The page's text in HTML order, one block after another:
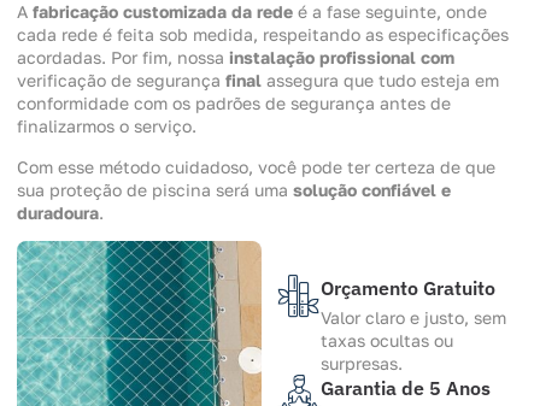
A fabricação customizada da rede é a fase seguinte, onde
cada rede é feita sob medida, respeitando as especificações
acordadas. Por fim, nossa instalação profissional com
verificação de segurança final assegura que tudo esteja em
conformidade com os padrões de segurança antes de
finalizarmos o serviço.
Com esse método cuidadoso, você pode ter certeza de que
sua proteção de piscina será uma solução confiável e
duradoura.
Orçamento Gratuito
Valor claro e justo, sem
taxas ocultas ou
surpresas.
Garantia de 5 Anos